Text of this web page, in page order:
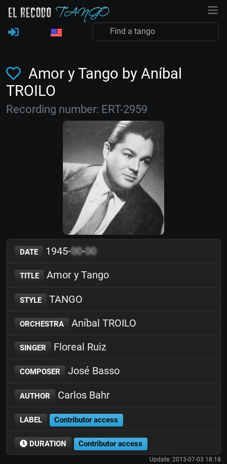
Amor y Tango by Aníbal
TROILO
Recording number: ERT-2959
DATE 1945-00-00
TITLE Amor y Tango
STYLE TANGO
ORCHESTRA Aníbal TROILO
SINGER Floreal Ruiz
COMPOSER José Basso
AUTHOR Carlos Bahr
LABEL Contributor access
DURATION Contributor access
Update: 2013-07-03 18:18